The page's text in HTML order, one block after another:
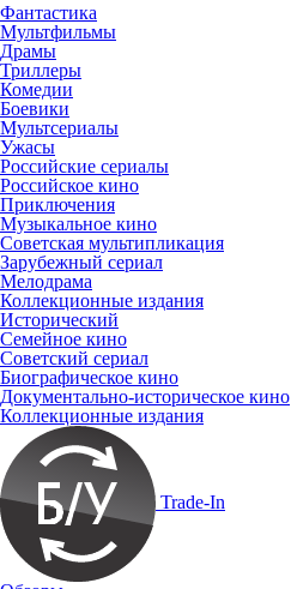
Фантастика
Мультфильмы
Драмы
Триллеры
Комедии
Боевики
Мультсериалы
Ужасы
Российские сериалы
Российское кино
Приключения
Музыкальное кино
Советская мультипликация
Зарубежный сериал
Мелодрама
Коллекционные издания
Исторический
Семейное кино
Советский сериал
Биографическое кино
Документально-историческое кино
Коллекционные издания
Trade-In